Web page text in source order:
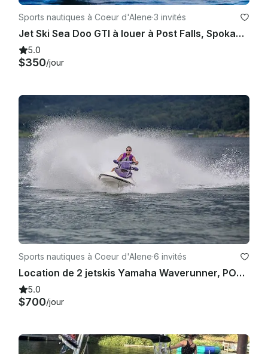
Sports nautiques à Coeur d'Alene·3 invités
Jet Ski Sea Doo GTI à louer à Post Falls, Spokane Valley, Coeur d'Alene
5.0
$350/jour
Sports nautiques à Coeur d'Alene·6 invités
Location de 2 jetskis Yamaha Waverunner, POST FALLS, Spokane, Coeur d'Alene
5.0
$700/jour